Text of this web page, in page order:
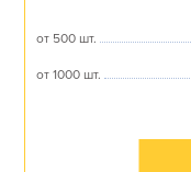
от 500 шт.
от 1000 шт.